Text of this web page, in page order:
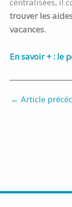
centralisées, il
trouver les
vacances.
En savoir + : le
← Article